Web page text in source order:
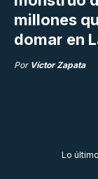
millones
domar en
Por Víctor Zapata
Lo último